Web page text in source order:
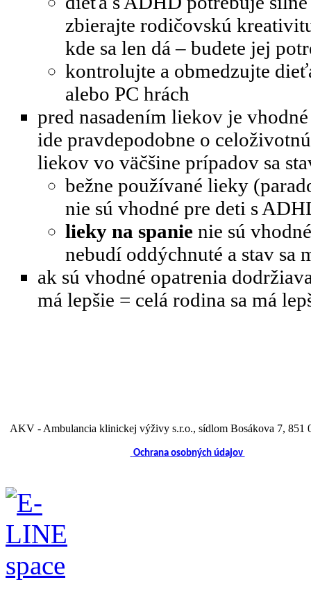
zbierajte rodičovskú
kde sa len dá – budete jej
kontrolujte a obmedzujte
alebo PC hrách
pred nasadením liekov je
ide pravdepodobne o
liekov vo väčšine prípadov sa
bežne používané lieky
nie sú vhodné pre deti s
lieky na spanie nie sú
nebudí oddýchnuté a stav sa
ak sú vhodné opatrenia
má lepšie = celá rodina sa má
AKV - Ambulancia klinickej výživy s.r.o., sídlom Bosákova 7, 851
Ochrana osobných údajov